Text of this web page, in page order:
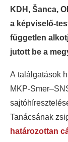
KDH, Šanca,
a képviselő-
független
jutott be a
A találgatások
MKP-
Tanácsának
határozottan